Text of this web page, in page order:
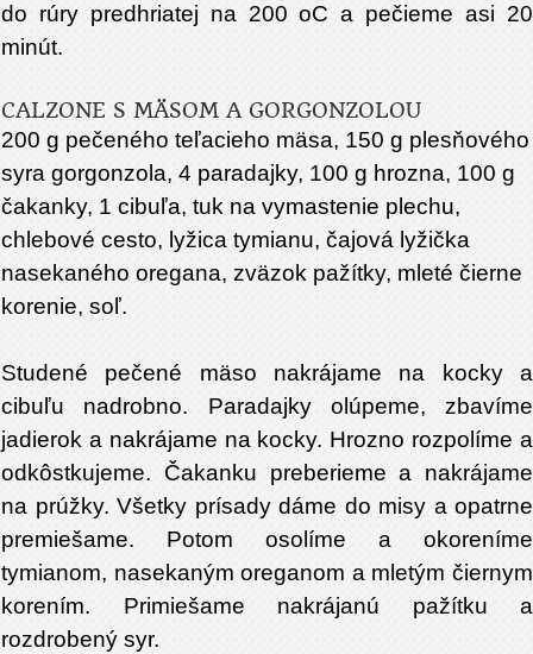
do rúry predhriatej na 200 oC a pečieme asi 20
minút.
CALZONE S MÄSOM A GORGONZOLOU
200 g pečeného teľacieho mäsa, 150 g plesňového
syra gorgonzola, 4 paradajky, 100 g hrozna, 100 g
čakanky, 1 cibuľa, tuk na vymastenie plechu,
chlebové cesto, lyžica tymianu, čajová lyžička
nasekaného oregana, zväzok pažítky, mleté čierne
korenie, soľ.
Studené pečené mäso nakrájame na kocky a
cibuľu nadrobno. Paradajky olúpeme, zbavíme
jadierok a nakrájame na kocky. Hrozno rozpolíme a
odkôstkujeme. Čakanku preberieme a nakrájame
na prúžky. Všetky prísady dáme do misy a opatrne
premiešame. Potom osolíme a okoreníme
tymianom, nasekaným oreganom a mletým čiernym
korením. Primiešame nakrájanú pažítku a
rozdrobený syr.